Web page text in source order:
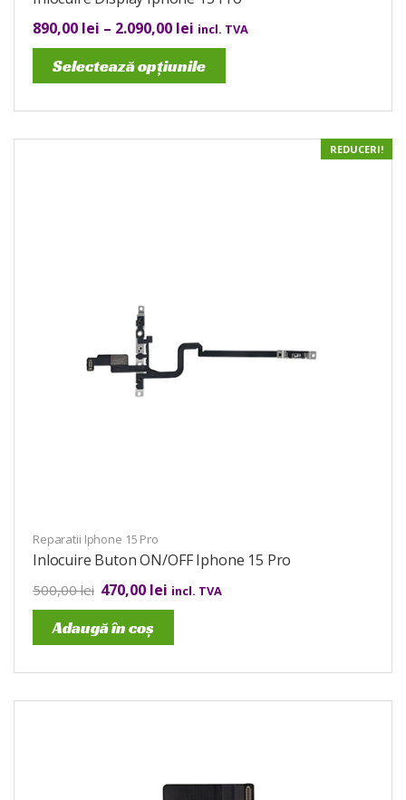
890,00 lei – 2.090,00 lei incl. TVA
Selectează opțiunile
REDUCERI!
Reparatii Iphone 15 Pro
Inlocuire Buton ON/OFF Iphone 15 Pro
500,00lei 470,00 lei incl. TVA
Adaugă în coș